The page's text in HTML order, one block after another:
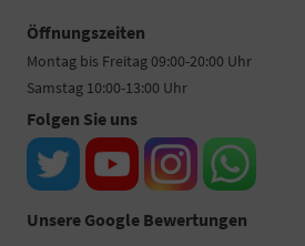
Öffnungszeiten
Montag bis Freitag 09:00-20:00 Uhr
Samstag 10:00-13:00 Uhr
Folgen Sie uns
Unsere Google Bewertungen